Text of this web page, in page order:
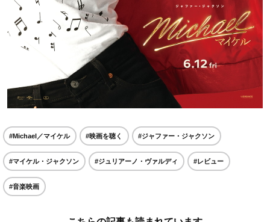
#Michael／マイケル #映画を聴く #ジャファー・ジャクソン
#マイケル・ジャクソン #ジュリアーノ・ヴァルディ #レビュー
#音楽映画